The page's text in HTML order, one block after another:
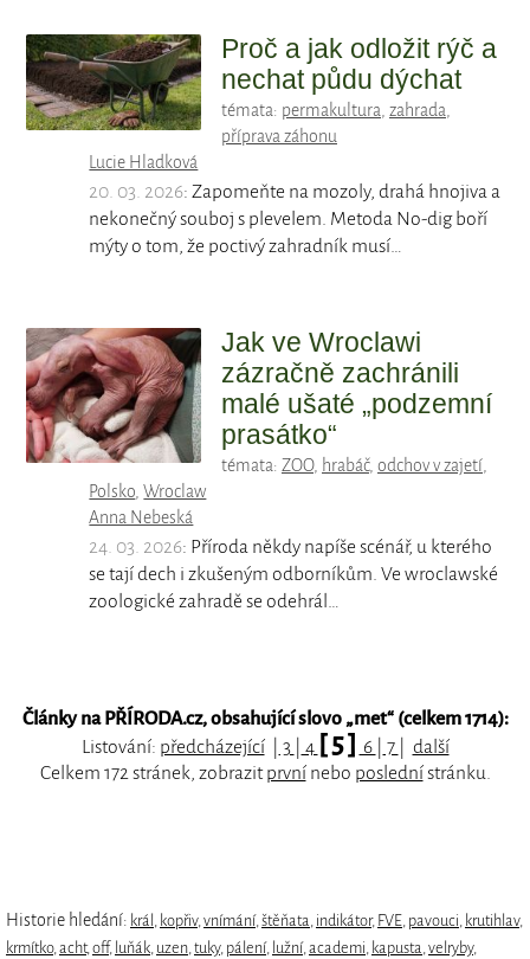
Proč a jak odložit rýč a
nechat půdu dýchat
témata: permakultura, zahrada,
příprava záhonu
Lucie Hladková
20. 03. 2026: Zapomeňte na mozoly, drahá hnojiva a
nekonečný souboj s plevelem. Metoda No-dig boří
mýty o tom, že poctivý zahradník musí…
Jak ve Wroclawi
zázračně zachránili
malé ušaté „podzemní
prasátko“
témata: ZOO, hrabáč, odchov v zajetí,
Polsko,Wroclaw
Anna Nebeská
24. 03. 2026: Příroda někdy napíše scénář, u kterého
se tají dech i zkušeným odborníkům. Ve wroclawské
zoologické zahradě se odehrál…
Články na PŘÍRODA.cz, obsahující slovo „met“ (celkem 1714):
Listování: předcházející| 3 4 [ 5 ] 6 7
další
Celkem 172 stránek, zobrazitprvnínebo poslednístránku.
Historie hledání: král , kopřiv,vnímání,štěňata, indikátor, FVE, pavouci, krutihlav,
krmítko,acht,off, luňák, uzen,tuky, pálení, lužní,academi, kapusta,velryby,